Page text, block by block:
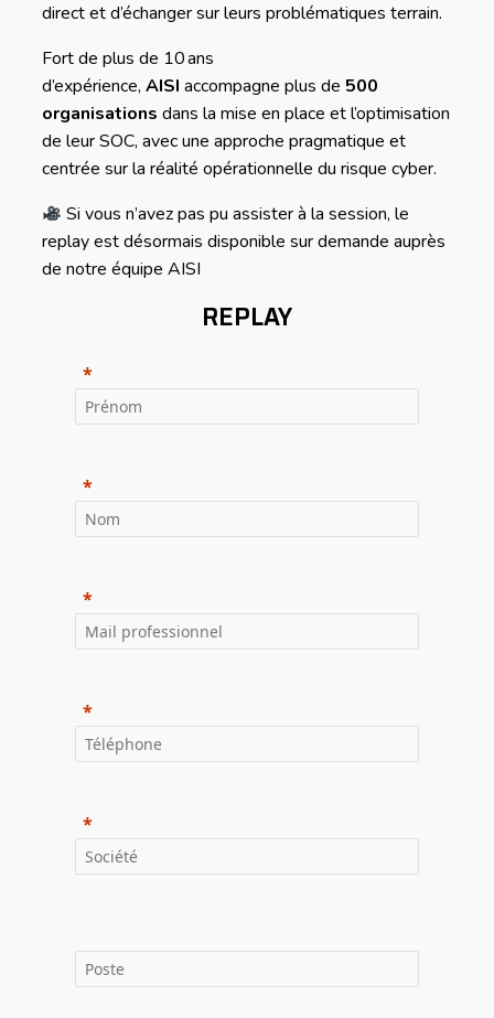
direct et d’échanger sur leurs problématiques terrain.
Fort de plus de 10 ans
d’expérience,AISI accompagne plus de 500
organisations dans la mise en place et l’optimisation
de leur SOC, avec une approche pragmatique et
centrée sur la réalité opérationnelle du risque cyber.
Si vous n’avez pas pu assister à la session, le
replay est désormais disponible sur demande auprès
de notre équipe AISI
REPLAY